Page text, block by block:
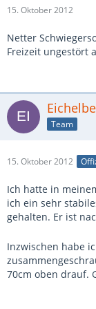
15. Oktober 2012
Netter
Freizeit ungestört
Team
15. Oktober 2012
Ich hatte in
ich ein sehr
gehalten. Er ist
Inzwischen habe
70cm oben drauf.